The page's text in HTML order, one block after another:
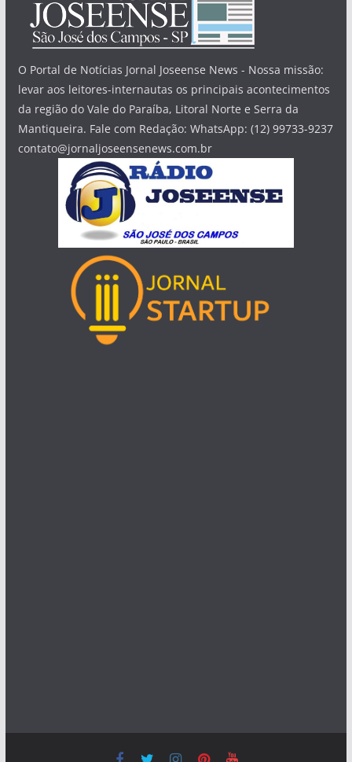
O Portal de Notícias Jornal Joseense News - Nossa missão:
levar aos leitores-internautas os principais acontecimentos
da região do Vale do Paraíba, Litoral Norte e Serra da
Mantiqueira. Fale com Redação: WhatsApp: (12) 99733-9237
contato@jornaljoseensenews.com.br